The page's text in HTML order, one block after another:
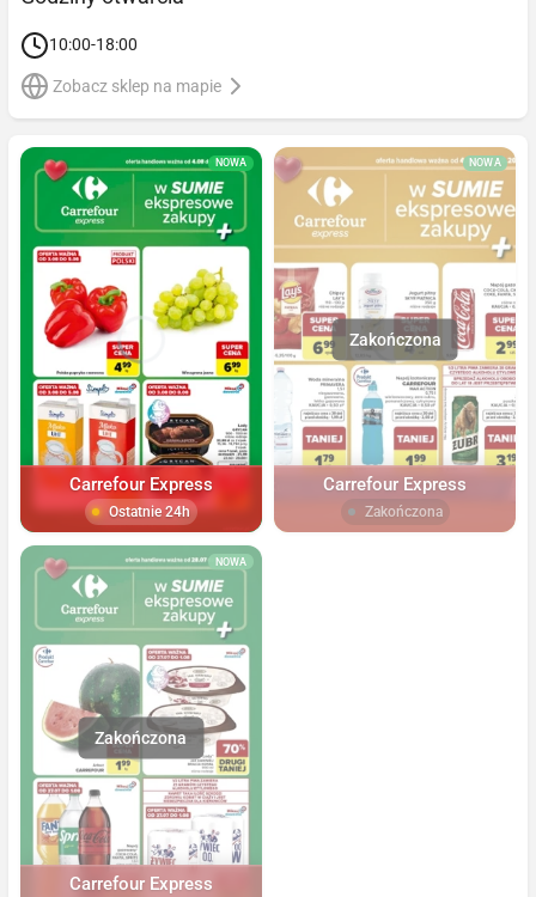
10:00-18:00
Zobacz sklep na mapie
NOWA
Carrefour Express
Ostatnie 24h
NOWA
Carrefour Express
Zakończona
NOWA
Carrefour Express